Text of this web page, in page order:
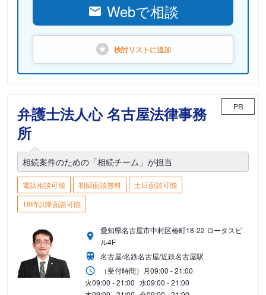
Webで相談
検討リストに追加
弁護士法人心 名古屋法律事務
所
PR
相続案件のための「相続チーム」が担当
電話相談可能 初回面談無料
土日面談可能
18時以降面談可能
愛知県名古屋市中村区椿町18-22 ロータスビ
ル4F
名古屋/名鉄名古屋/近鉄名古屋駅
（受付時間） 月09:00 - 21:00
火09:00 - 21:00 水09:00 - 21:00